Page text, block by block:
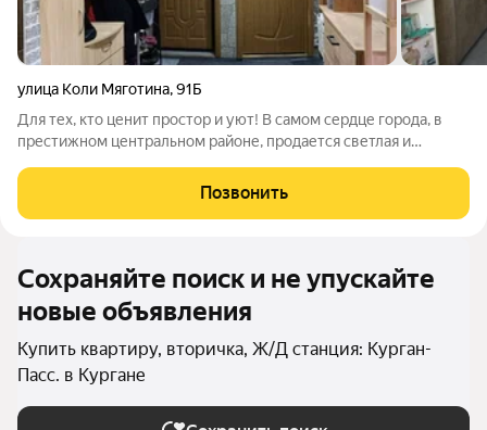
улица Коли Мяготина,91Б
Для тех, кто ценит простор и уют! В самом сердце города, в
престижном центральном районе, продается светлая и
комнатами. Это редкое предложение для большой семьи, где у
каждого будет свое
Позвонить
Сохраняйте поиск и не упускайте
новые объявления
Купить квартиру, вторичка, Ж/Д станция: Курган-
Пасс. в Кургане